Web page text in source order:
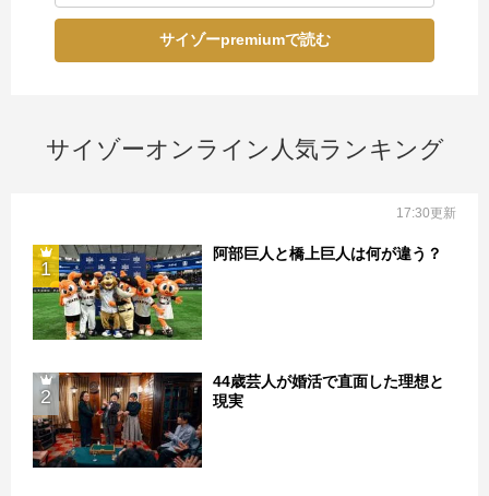
サイゾーpremiumで読む
サイゾーオンライン人気ランキング
17:30更新
1
阿部巨人と橋上巨人は何が違う？
2
44歳芸人が婚活で直面した理想と
現実